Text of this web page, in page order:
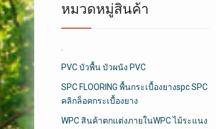
หมวดหมู่สินค้า
PVC บัวพื้น บัวผนัง PVC
SPC FLOORING พื้นกระเบื้องยางspc SPC
คลิกล็อคกระเบื้องยาง
WPC สินค้าตกแต่งภายในWPC ไม้ระแนง